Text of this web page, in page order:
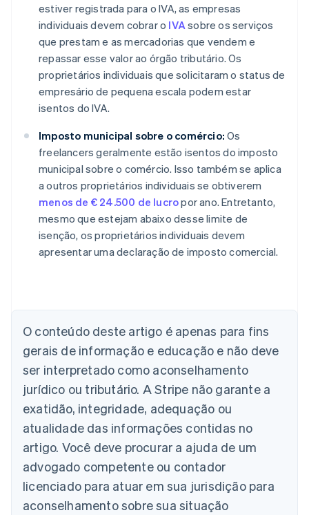
estiver registrada para o IVA, as empresas
individuais devem cobrar o IVAsobre os serviços
que prestam e as mercadorias que vendem e
repassar esse valor ao órgão tributário. Os
proprietários individuais que solicitaram o status de
empresário de pequena escala podem estar
isentos do IVA.
Imposto municipal sobre o comércio: Os
freelancers geralmente estão isentos do imposto
municipal sobre o comércio. Isso também se aplica
a outros proprietários individuais se obtiverem
menos de € 24.500 de lucropor ano. Entretanto,
mesmo que estejam abaixo desse limite de
isenção, os proprietários individuais devem
apresentar uma declaração de imposto comercial.
O conteúdo deste artigo é apenas para fins
gerais de informação e educação e não deve
ser interpretado como aconselhamento
jurídico ou tributário. A Stripe não garante a
exatidão, integridade, adequação ou
atualidade das informações contidas no
artigo. Você deve procurar a ajuda de um
advogado competente ou contador
licenciado para atuar em sua jurisdição para
aconselhamento sobre sua situação
Austrália
Áustria
DeutschEnglish
Bélgica
English
Brasil
Português English
Bulgária
English
Canadá
English Français
China continental
简体中文 English